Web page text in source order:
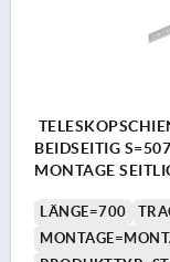
BEIDSEITIG
MONTAGE
LÄNGE=700